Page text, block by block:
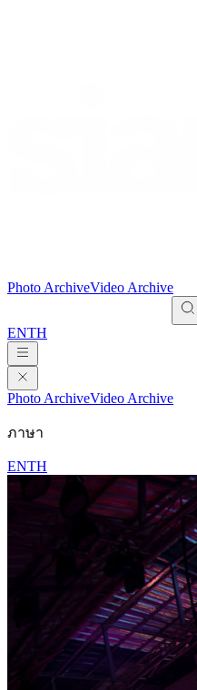
Photo ArchiveVideo Archive
ENTH
Photo ArchiveVideo Archive
ภาษา
ENTH